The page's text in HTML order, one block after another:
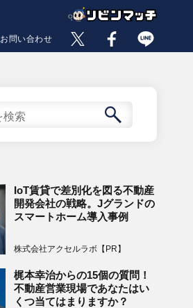
お問い合わせ
IoT賃貸で差別化を図る不動産
開発会社の戦略。Jグランドの
スマートホーム導入事例
株式会社アクセルラボ【PR】
梶本幸治からの15個の質問！
不動産営業現場であなたはい
くつ当てはまりますか？